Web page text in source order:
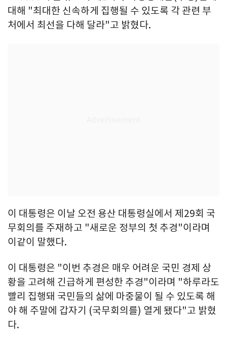
대해 "최대한 신속하게 집행될 수 있도록 각 관련 부
처에서 최선을 다해 달라"고 밝혔다.
이 대통령은 이날 오전 용산 대통령실에서 제29회 국
무회의를 주재하고 "새로운 정부의 첫 추경"이라며
이같이 말했다.
이 대통령은 "이번 추경은 매우 어려운 국민 경제 상
황을 고려해 긴급하게 편성한 추경"이라며 "하루라도
빨리 집행돼 국민들의 삶에 마중물이 될 수 있도록 해
야 해 주말에 갑자기 (국무회의를) 열게 됐다"고 밝혔
다.